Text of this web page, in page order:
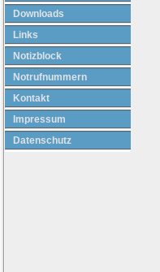
Downloads
Links
Notizblock
Notrufnummern
Kontakt
Impressum
Datenschutz